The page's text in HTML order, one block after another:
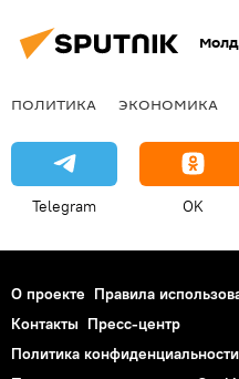
ПОЛИТИКА ЭКОНОМИКА
Telegram OK
О проекте Правила
Контакты Пресс-центр
Политика конфиденциальности